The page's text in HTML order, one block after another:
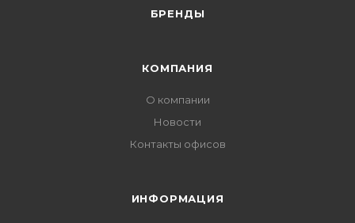
БРЕНДЫ
КОМПАНИЯ
О компании
Новости
Контакты офисов
ИНФОРМАЦИЯ